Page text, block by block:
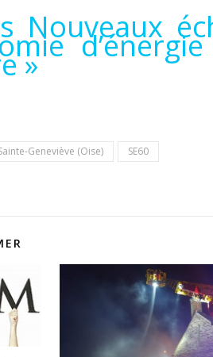
Nouveaux
»
Geneviève (Oise) SE60